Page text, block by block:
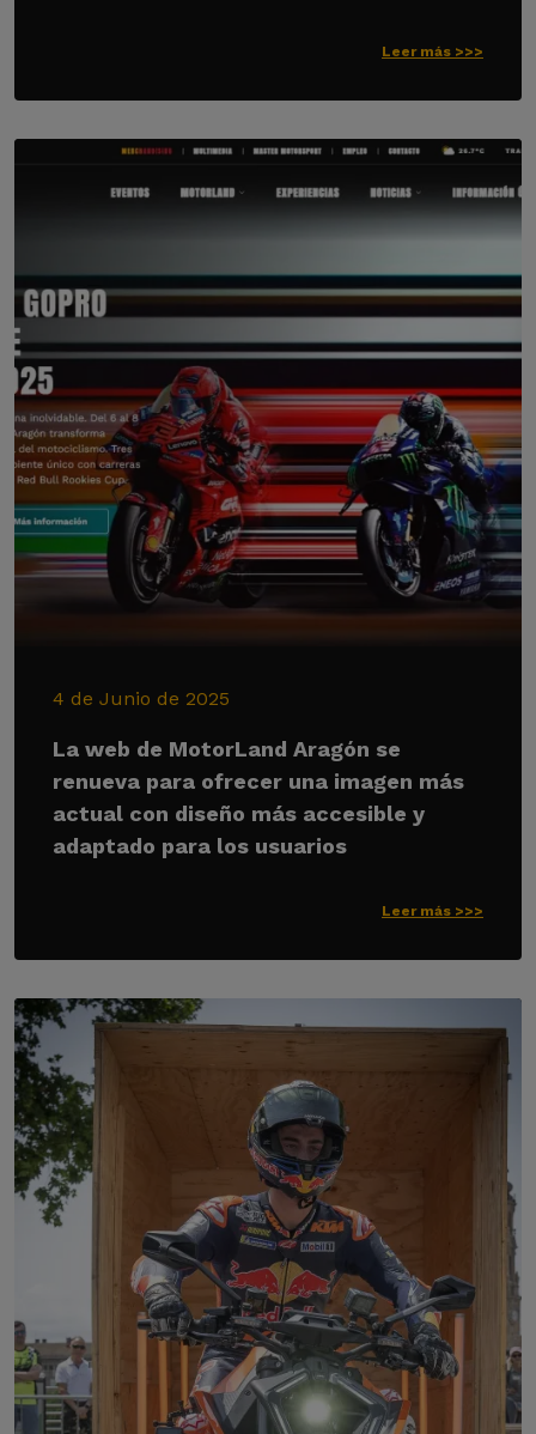
Leer más >>>
4 de Junio de 2025
La web de MotorLand Aragón se
renueva para ofrecer una imagen más
actual con diseño más accesible y
adaptado para los usuarios
Leer más >>>